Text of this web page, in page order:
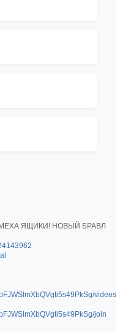
ЯЩИКИ! НОВЫЙ БРАВЛ
videos
join